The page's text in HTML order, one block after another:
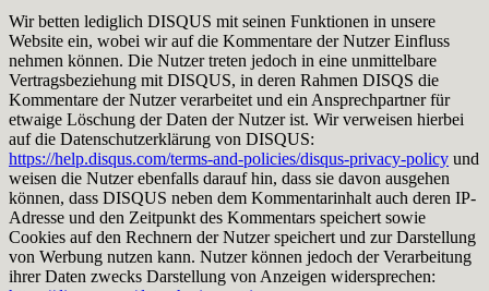
Wir betten lediglich DISQUS mit seinen Funktionen in unsere
Website ein, wobei wir auf die Kommentare der Nutzer Einfluss
nehmen können. Die Nutzer treten jedoch in eine unmittelbare
Vertragsbeziehung mit DISQUS, in deren Rahmen DISQS die
Kommentare der Nutzer verarbeitet und ein Ansprechpartner für
etwaige Löschung der Daten der Nutzer ist. Wir verweisen hierbei
auf die Datenschutzerklärung von DISQUS:
https://help.disqus.com/terms-and-policies/disqus-privacy-policy und
weisen die Nutzer ebenfalls darauf hin, dass sie davon ausgehen
können, dass DISQUS neben dem Kommentarinhalt auch deren IP-
Adresse und den Zeitpunkt des Kommentars speichert sowie
Cookies auf den Rechnern der Nutzer speichert und zur Darstellung
von Werbung nutzen kann. Nutzer können jedoch der Verarbeitung
ihrer Daten zwecks Darstellung von Anzeigen widersprechen: